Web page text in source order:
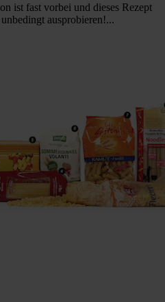
ist fast vorbei und dieses Rezept
ausprobieren!...